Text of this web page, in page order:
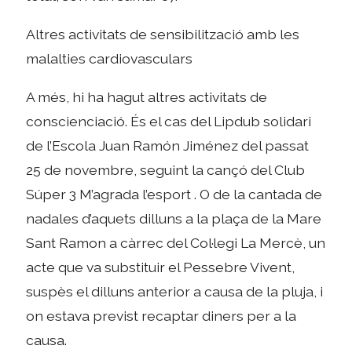
Altres activitats de sensibilització amb les
malalties cardiovasculars
A més, hi ha hagut altres activitats de
conscienciació. És el cas del Lipdub solidari
de l’Escola Juan Ramón Jiménez del passat
25 de novembre, seguint la cançó del Club
Súper 3 M’agrada l’esport . O de la cantada de
nadales d’aquets dilluns a la plaça de la Mare
Sant Ramon a càrrec del Col·legi La Mercè, un
acte que va substituir el Pessebre Vivent,
suspès el dilluns anterior a causa de la pluja, i
on estava previst recaptar diners per a la
causa.